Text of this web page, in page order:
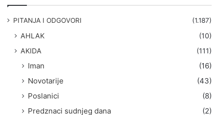
PITANJA I ODGOVORI (1.187)
AHLAK
(10)
AKIDA
(111)
Iman
(16)
Novotarije
(43)
Poslanici
(8)
Predznaci sudnjeg dana
(2)